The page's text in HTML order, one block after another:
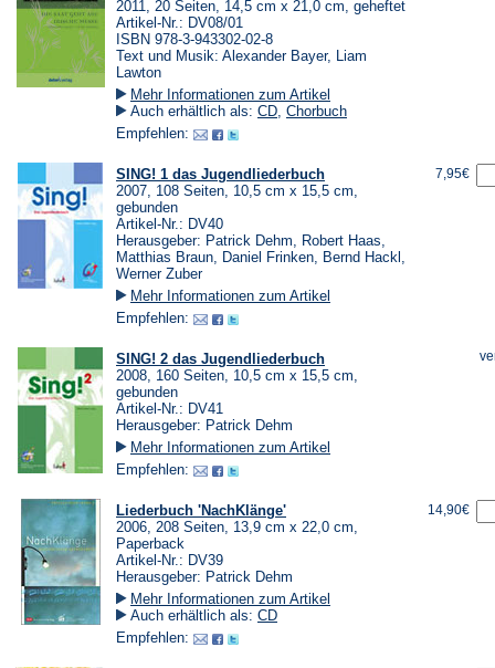
2011, 20 Seiten, 14,5 cm x 21,0 cm, geheftet
Artikel-Nr.: DV08/01
ISBN 978-3-943302-02-8
Text und Musik: Alexander Bayer, Liam
Lawton
Mehr Informationen zum Artikel
Auch erhältlich als: CD Chorbuch
Empfehlen:
SING! 1 das Jugendliederbuch
2007, 108 Seiten, 10,5 cm x 15,5 cm,
gebunden
Artikel-Nr.: DV40
Herausgeber: Patrick Dehm, Robert Haas,
Matthias Braun, Daniel Frinken, Bernd Hackl,
Werner Zuber
Mehr Informationen zum Artikel
Empfehlen:
7,95€
SING! 2 das Jugendliederbuch
2008, 160 Seiten, 10,5 cm x 15,5 cm,
gebunden
Artikel-Nr.: DV41
Herausgeber: Patrick Dehm
Mehr Informationen zum Artikel
Empfehlen:
Liederbuch 'NachKlänge'
2006, 208 Seiten, 13,9 cm x 22,0 cm,
Paperback
Artikel-Nr.: DV39
Herausgeber: Patrick Dehm
Mehr Informationen zum Artikel
Auch erhältlich als: CD
Empfehlen:
14,90€